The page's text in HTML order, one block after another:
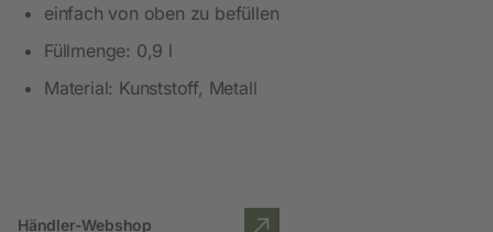
einfach von oben zu befüllen
Füllmenge: 0,9 l
Material: Kunststoff, Metall
Händler-Webshop